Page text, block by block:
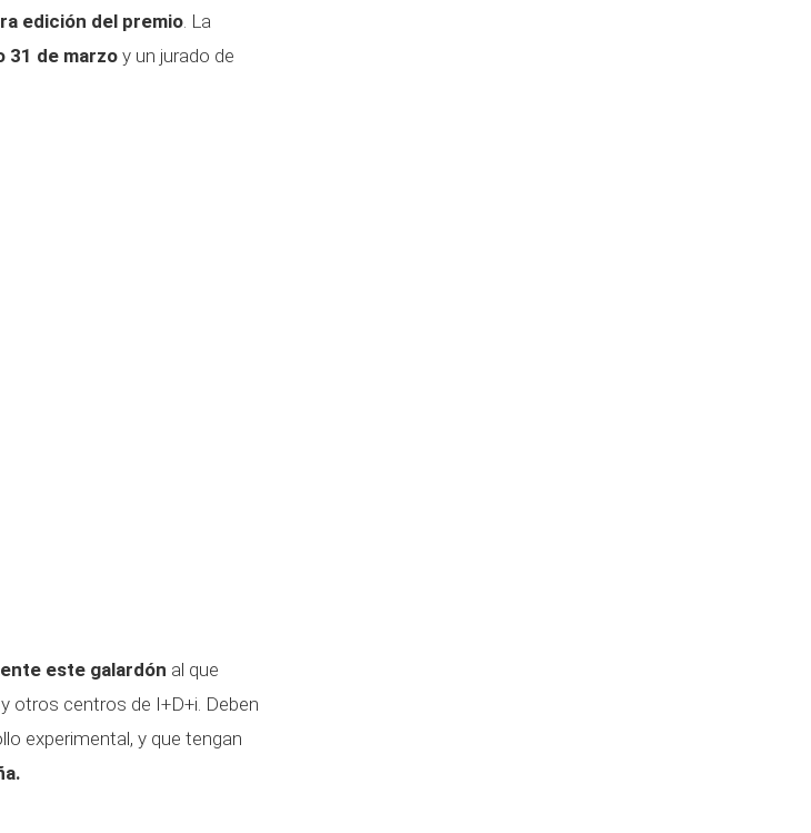
edición del premio. La
31 de marzo y un jurado de
este galardón al que
otros centros de I+D+i. Deben
experimental, y que tengan